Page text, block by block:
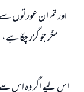
مگر جو گزر چكا